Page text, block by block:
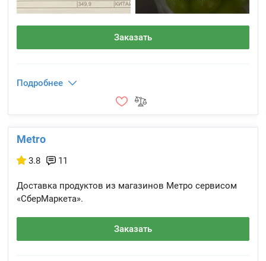
Заказать
Подробнее
Metro
3.8 11
Доставка продуктов из магазинов Метро сервисом
«СберМаркета».
Заказать